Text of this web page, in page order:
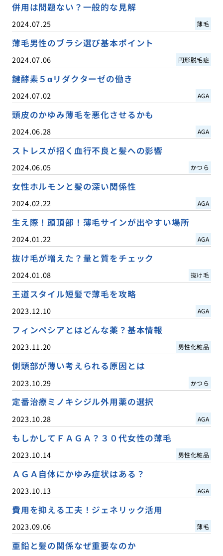
併用は問題ない？一般的な見解
2024.07.25 薄毛
薄毛男性のブラシ選び基本ポイント
2024.07.06 円形脱毛症
鍵酵素５αリダクターゼの働き
2024.07.02 AGA
頭皮のかゆみ薄毛を悪化させるかも
2024.06.28 AGA
ストレスが招く血行不良と髪への影響
2024.06.05 かつら
女性ホルモンと髪の深い関係性
2024.02.22 AGA
生え際！頭頂部！薄毛サインが出やすい場所
2024.01.22 AGA
抜け毛が増えた？量と質をチェック
2024.01.08 抜け毛
王道スタイル短髪で薄毛を攻略
2023.12.10 AGA
フィンペシアとはどんな薬？基本情報
2023.11.20 男性化粧品
側頭部が薄い考えられる原因とは
2023.10.29 かつら
定番治療ミノキシジル外用薬の選択
2023.10.28 AGA
もしかしてＦＡＧＡ？３０代女性の薄毛
2023.10.14 男性化粧品
ＡＧＡ自体にかゆみ症状はある？
2023.10.13 AGA
費用を抑える工夫！ジェネリック活用
2023.09.06 薄毛
亜鉛と髪の関係なぜ重要なのか